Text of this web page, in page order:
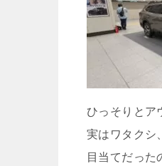
ひっそりとア
実はワタクシ
目当てだった